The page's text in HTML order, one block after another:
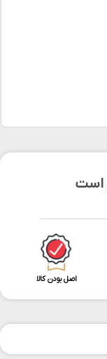
است
اصل بودن کالا